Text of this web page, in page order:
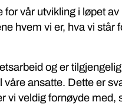
vår utvikling i løpet
hvem vi er, hva vi står
og er
ansatte. Dette er
vi veldig fornøyde med,